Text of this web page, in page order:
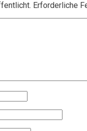
Erforderliche